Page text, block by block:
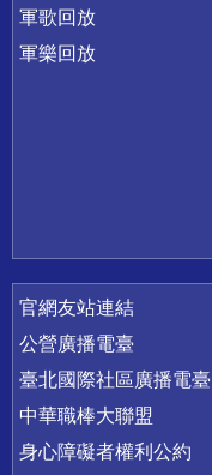
軍歌回放
軍樂回放
官網友站連結
公營廣播電臺
臺北國際社區廣播電臺
中華職棒大聯盟
身心障礙者權利公約